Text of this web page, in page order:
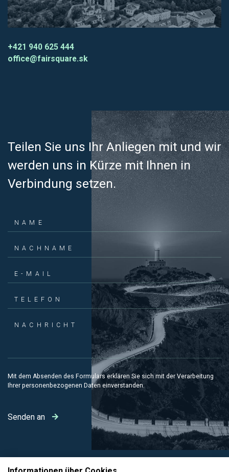
+421 940 625 444
office@fairsquare.sk
Teilen Sie uns Ihr Anliegen mit und wir
werden uns in Kürze mit Ihnen in
Verbindung setzen.
NAME
NACHNAME
E-MAIL
TELEFON
NACHRICHT
Mit dem Absenden des Formulars erklären Sie sich mit der Verarbeitung
Ihrer personenbezogenen Daten einverstanden.
Senden an